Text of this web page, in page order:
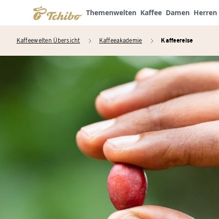
Themenwelten Kaffee Damen Herren
Kaffeewelten Übersicht arrow_right Kaffeeakademie arrow_right Kaffeereise